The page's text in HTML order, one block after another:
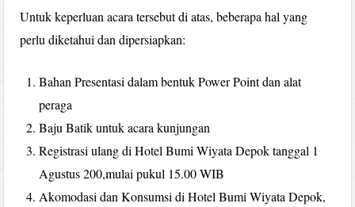
Untuk keperluan acara tersebut di atas, beberapa hal yang
perlu diketahui dan dipersiapkan:
Bahan Presentasi dalam bentuk Power Point dan alat
peraga
Baju Batik untuk acara kunjungan
Registrasi ulang di Hotel Bumi Wiyata Depok tanggal 1
Agustus 200,mulai pukul 15.00 WIB
Akomodasi dan Konsumsi di Hotel Bumi Wiyata Depok,